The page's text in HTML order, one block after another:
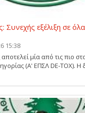
Συνεχής εξέλιξη σε
15:38
μία από τις πιο
(Α' ΕΠΣΛ DE-TOX). Η